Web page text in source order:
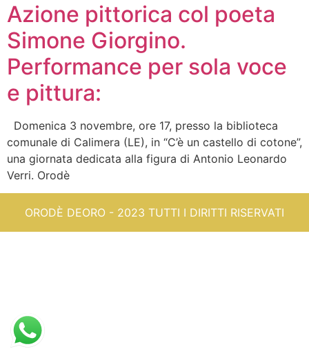
Azione pittorica col poeta
Simone Giorgino.
Performance per sola voce
e pittura:
Domenica 3 novembre, ore 17, presso la biblioteca
comunale di Calimera (LE), in “C’è un castello di cotone”,
una giornata dedicata alla figura di Antonio Leonardo
Verri. Orodè
ORODÈ DEORO - 2023 TUTTI I DIRITTI RISERVATI